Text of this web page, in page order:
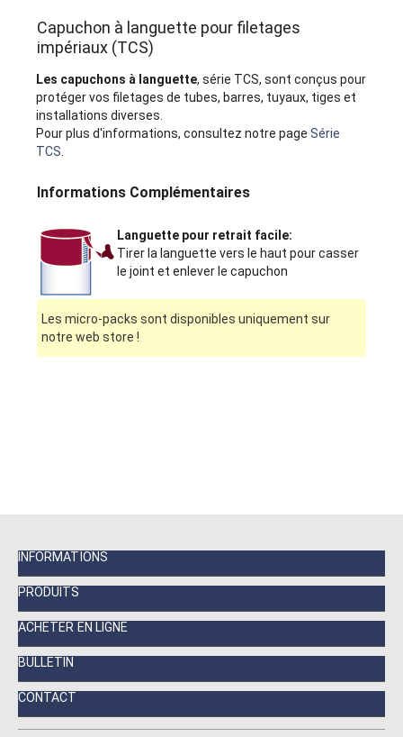
Capuchon à languette pour filetages
impériaux (TCS)
Les capuchons à languette, série TCS, sont conçus pour
protéger vos filetages de tubes, barres, tuyaux, tiges et
installations diverses.
Pour plus d'informations, consultez notre pageSérie
TCS
Informations Complémentaires
Languette pour retrait facile:
Tirer la languette vers le haut pour casser
le joint et enlever le capuchon
Les micro-packs sont disponibles uniquement sur
notre web store !
INFORMATIONS
PRODUITS
ACHETER EN LIGNE
BULLETIN
CONTACT